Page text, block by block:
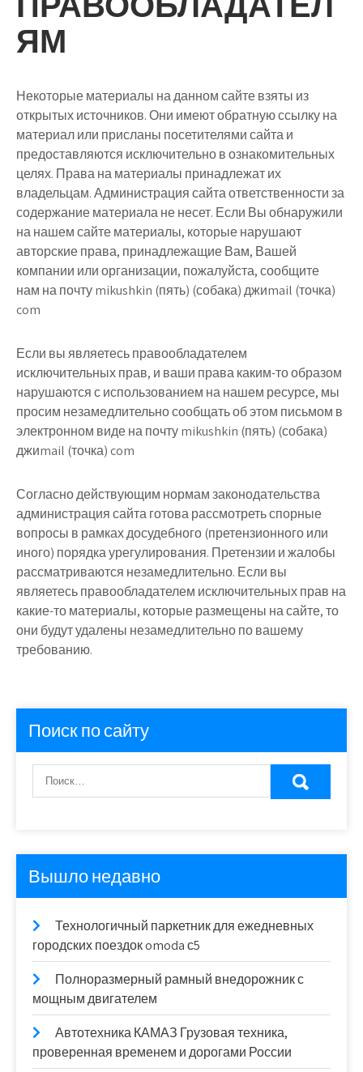
ЯМ
Некоторые материалы на данном сайте взяты из
открытых источников. Они имеют обратную ссылку на
материал или присланы посетителями сайта и
предоставляются исключительно в ознакомительных
целях. Права на материалы принадлежат их
владельцам. Администрация сайта ответственности за
содержание материала не несет. Если Вы обнаружили
на нашем сайте материалы, которые нарушают
авторские права, принадлежащие Вам, Вашей
компании или организации, пожалуйста, сообщите
нам на почту mikushkin (пять) (собака) джиmail (точка)
com
Если вы являетесь правообладателем
исключительных прав, и ваши права каким-то образом
нарушаются с использованием на нашем ресурсе, мы
просим незамедлительно сообщать об этом письмом в
электронном видена почту mikushkin (пять) (собака)
джиmail (точка) com
Согласно действующим нормам законодательства
администрация сайта готова рассмотреть спорные
вопросы в рамках досудебного (претензионного или
иного) порядка урегулирования. Претензии и жалобы
рассматриваются незамедлительно. Если вы
являетесь правообладателем исключительных прав на
какие-то материалы, которые размещены на сайте, то
они будут удалены незамедлительно по вашему
требованию.
Поиск по сайту
Вышло недавно
Технологичный паркетник для ежедневных
городских поездок omoda с5
Полноразмерный рамный внедорожник с
мощным двигателем
Автотехника КАМАЗ Грузовая техника,
проверенная временем и дорогами России